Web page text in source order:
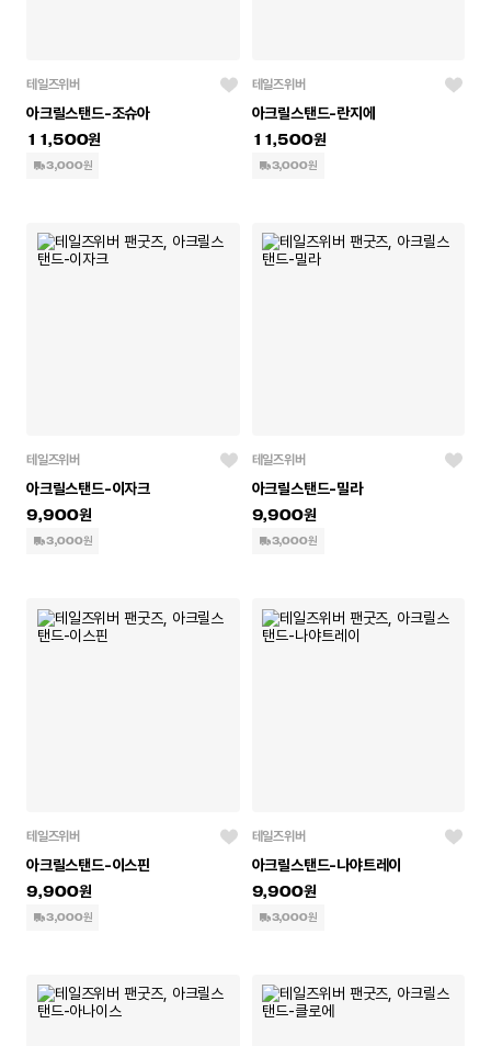
테일즈위버
아크릴스탠드-조슈아
11,500
3,000원
테일즈위버
아크릴스탠드-란지에
11,500
3,000원
테일즈위버
아크릴스탠드-이자크
9,900
3,000원
테일즈위버
아크릴스탠드-밀라
9,900
3,000원
테일즈위버
아크릴스탠드-이스핀
9,900
3,000원
테일즈위버
아크릴스탠드-나야트레이
9,900
3,000원